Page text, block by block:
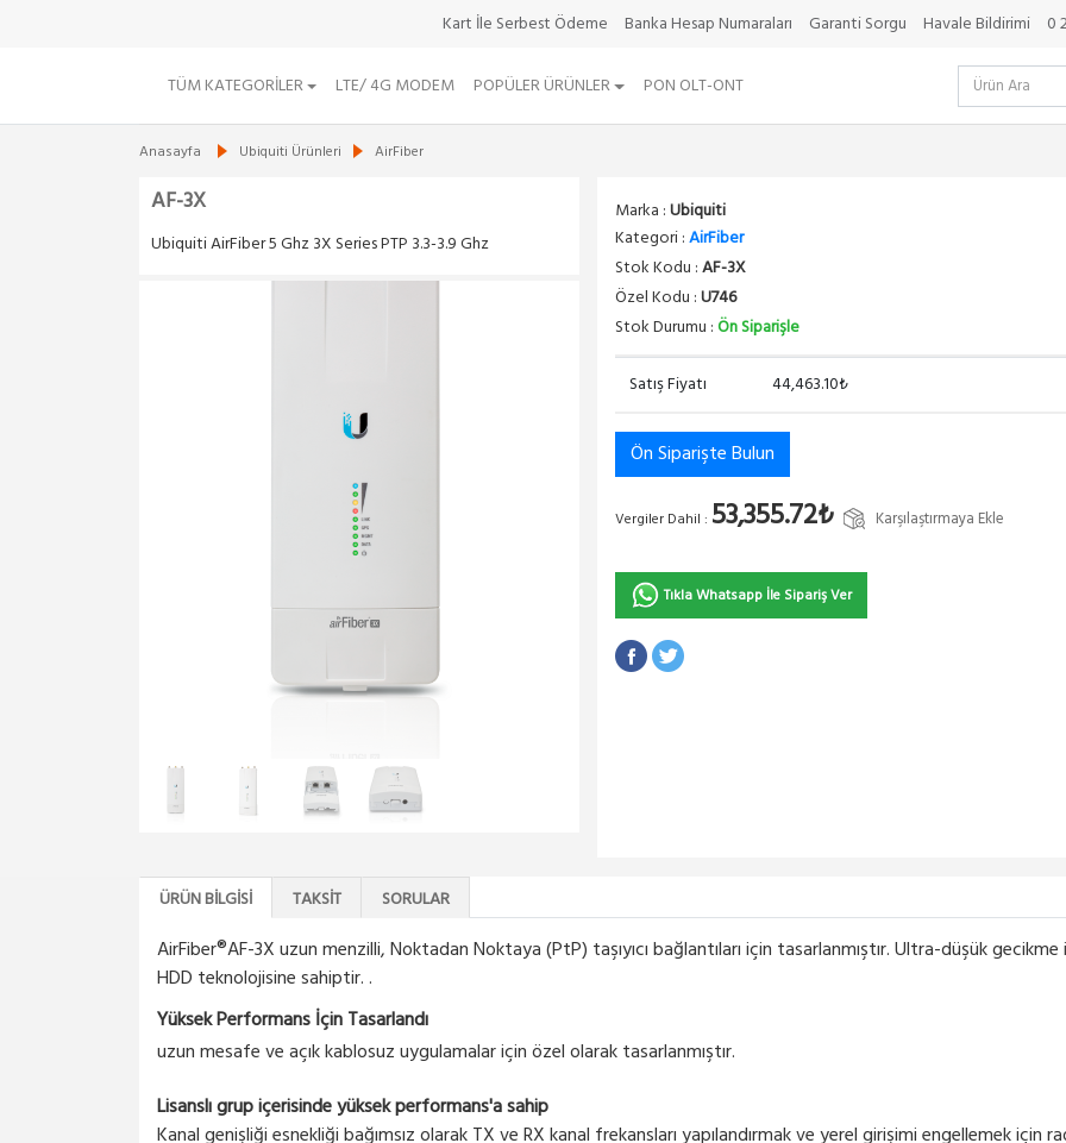
Kart İle Serbest Ödeme Banka Hesap Numaraları Garanti Sorgu Havale Bildirimi 0
TÜM KATEGORILER LTE/ 4G MODEM POPÜLER ÜRÜNLER PON OLT-ONT
Anasayfa Ubiquiti Ürünleri AirFiber
AF-3X
Ubiquiti AirFiber 5 Ghz 3X Series PTP 3.3-3.9 Ghz
Marka :Ubiquiti
Kategori :AirFiber
Stok Kodu :AF-3X
Özel Kodu :U746
Stok Durumu :Ön Siparişle
Satış Fiyatı 44,463.10₺
Ön Siparişte Bulun
Vergiler Dahil : 53,355.72₺ Karşılaştırmaya Ekle
Tıkla Whatsapp İle Sipariş Ver
ÜRÜN BILGISI TAKSIT SORULAR
AirFiber®AF-3X uzun menzilli, Noktadan Noktaya (PtP) taşıyıcı bağlantıları için tasarlanmıştır. Ultra-düşük
HDD teknolojisine sahiptir. .
Yüksek Performans İçin Tasarlandı
uzun mesafe ve açık kablosuz uygulamalar için özel olarak tasarlanmıştır.
Lisanslı grup içerisinde yüksek performans'a sahip
Kanal genişliği esnekliği bağımsız olarak TX ve RX kanal frekansları yapılandırmak ve yerel girişimi engellemek için